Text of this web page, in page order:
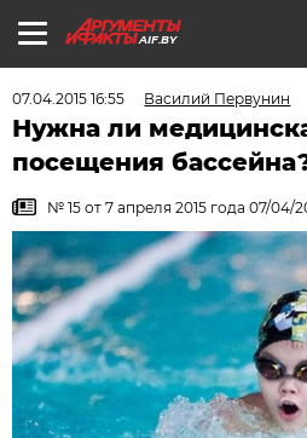
AIF.BY
07.04.2015 16:55 Василий Первунин
Нужна ли
посещения
№ 15 от 7 апреля 2015 года 07/04/